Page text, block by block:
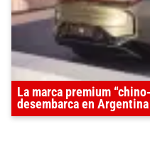
La marca premium
desembarca en Argentina